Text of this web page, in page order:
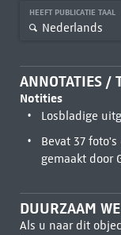
HEEFT PUBLICATIE TAAL
Nederlands
ANNOTATIES /
Notities
Losbladige
Bevat 37
gemaakt door
DUURZAAM
Als u naar dit